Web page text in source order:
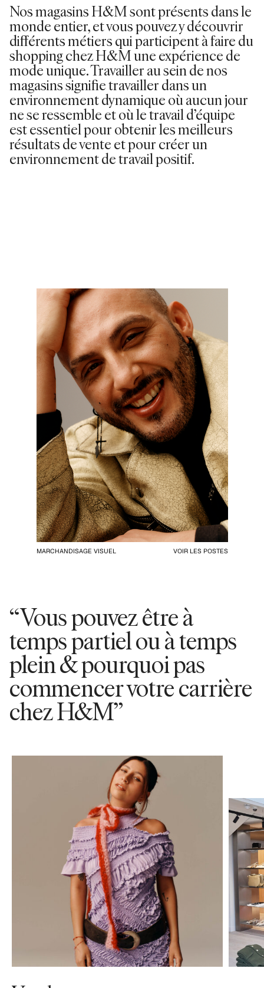
Nos magasins H&M sont présents dans le
monde entier, et vous pouvez y découvrir
différents métiers qui participent à faire du
shopping chez H&M une expérience de
mode unique. Travailler au sein de nos
magasins signifie travailler dans un
environnement dynamique où aucun jour
ne se ressemble et où le travail d’équipe
est essentiel pour obtenir les meilleurs
résultats de vente et pour créer un
environnement de travail positif.
MARCHANDISAGE VISUEL VOIR LES POSTES
“Vous pouvez être à
temps partiel ou à temps
plein & pourquoi pas
commencer votre carrière
chez H&M”